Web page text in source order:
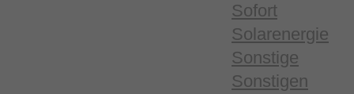
Sofort
Solarenergie
Sonstige
Sonstigen